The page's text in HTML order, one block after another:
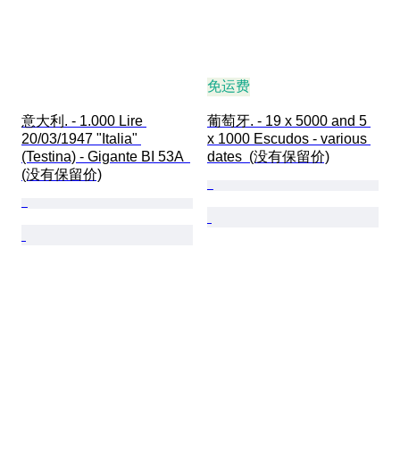
意大利. - 1.000 Lire
20/03/1947 "Italia"
(Testina) - Gigante BI 53A
(没有保留价)
免运费
葡萄牙. - 19 x 5000 and 5
x 1000 Escudos - various
dates  (没有保留价)